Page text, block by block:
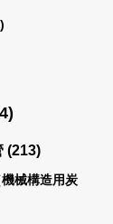
(213)
械構造用炭